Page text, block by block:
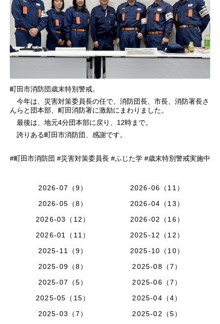
町田市消防団歳末特別警戒。
今年は、災害対策委員長の任で、消防団長、市長、消防署長さ
んらと団本部、町田消防署に激励にまわりました。
最後は、地元4分団本部に戻り、12時まで。
誇りある町田市消防団、感謝です。
#町田市消防団 #災害対策委員長 #ふじた学 #歳末特別警戒実施中
2026-07（9）
2026-06（11）
2026-05（8）
2026-04（13）
2026-03（12）
2026-02（16）
2026-01（11）
2025-12（12）
2025-11（9）
2025-10（10）
2025-09（8）
2025-08（7）
2025-07（5）
2025-06（7）
2025-05（15）
2025-04（4）
2025-03（7）
2025-02（5）